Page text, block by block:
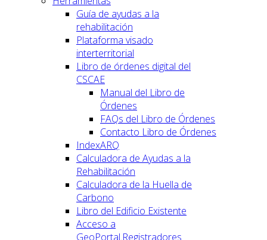
Guía de ayudas a la
rehabilitación
Plataforma visado
interterritorial
Libro de órdenes digital del
CSCAE
Manual del Libro de
Órdenes
FAQs del Libro de Órdenes
Contacto Libro de Órdenes
IndexARQ
Calculadora de Ayudas a la
Rehabilitación
Calculadora de la Huella de
Carbono
Libro del Edificio Existente
Acceso a
GeoPortal.Registradores